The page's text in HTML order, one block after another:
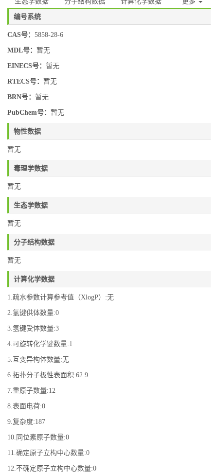
编号系统
CAS号： 5858-28-6
MDL号： 暂无
EINECS号： 暂无
RTECS号： 暂无
BRN号： 暂无
PubChem号： 暂无
物性数据
暂无
毒理学数据
暂无
生态学数据
暂无
分子结构数据
暂无
计算化学数据
1.疏水参数计算参考值（XlogP）:无
2.氢键供体数量:0
3.氢键受体数量:3
4.可旋转化学键数量:1
5.互变异构体数量:无
6.拓扑分子极性表面积:62.9
7.重原子数量:12
8.表面电荷:0
9.复杂度:187
10.同位素原子数量:0
11.确定原子立构中心数量:0
12.不确定原子立构中心数量:0